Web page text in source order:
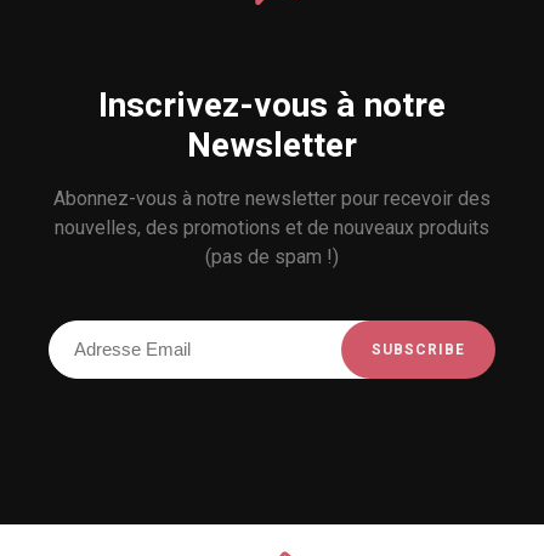
Inscrivez-vous à notre
Newsletter
Abonnez-vous à notre newsletter pour recevoir des
nouvelles, des promotions et de nouveaux produits
(pas de spam !)